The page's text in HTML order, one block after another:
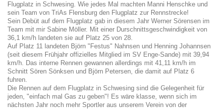
Flugplatz in Schwesing. Wie jedes Mal machten Manni Henschke und
sein Team von TriAs Flensburg den Flugplatz zur Rennstrecke!
Sein Debüt auf dem Flugplatz gab in diesem Jahr Werner Sörensen im
Team mit mir Sabine Möller. Mit einer Durschnittsgeschwindigkeit von
36,1 km/h landeten sie auf Platz 25 von 28.
Auf Platz 11 landeten Björn "Festus" Nahnsen und Henning Johannsen
(seit diesem Frühjahr offizielles Mitglied im SV Enge-Sande) mit 39,94
km/h. Das interne Rennen gewannen allerdings mit 41,11 km/h im
Schnitt Sören Sönksen und Björn Petersen, die damit auf Platz 6
fuhren.
Die Rennen auf dem Flugplatz in Schwesing sind die Gelegenheit für
jeden, "einfach mal Gas zu geben"! Es wäre klasse, wenn sich im
nächsten Jahr noch mehr Sportler aus unserem Verein von der